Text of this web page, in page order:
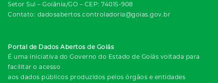
Setor Sul – Goiânia/GO – CEP: 74015-908
Contato: dadosabertos.controladoria@goias.gov.br
Portal de Dados Abertos de Goiás
É uma iniciativa do Governo do Estado de Goiás voltada para
facilitar o acesso
aos dados públicos produzidos pelos órgãos e entidades